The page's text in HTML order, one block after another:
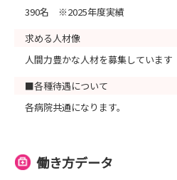
390名 ※2025年度実績
求める人材像
人間力豊かな人材を募集しています
■各種待遇について
各病院共通になります。
働き方データ